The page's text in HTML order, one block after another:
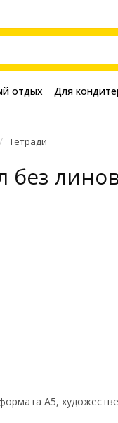
отдых Для
Тетради
без
А5,